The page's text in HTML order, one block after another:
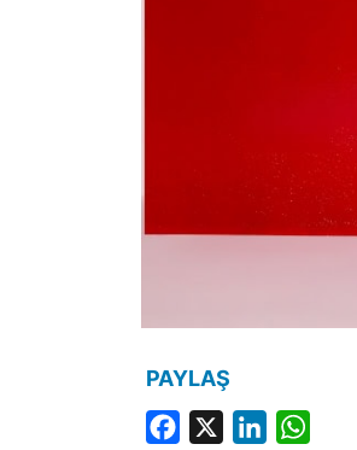
PAYLAŞ
Facebook LinkedIn